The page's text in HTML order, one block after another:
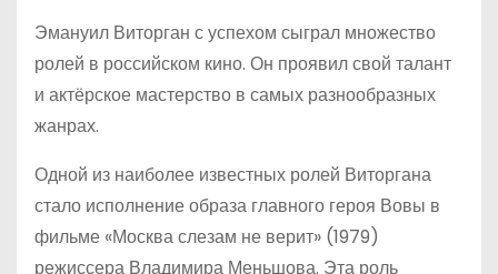
Эмануил Виторган с успехом сыграл множество
ролей в российском кино. Он проявил свой талант
и актёрское мастерство в самых разнообразных
жанрах.
Одной из наиболее известных ролей Виторгана
стало исполнение образа главного героя Вовы в
фильме «Москва слезам не верит» (1979)
режиссера Владимира Меньшова. Эта роль